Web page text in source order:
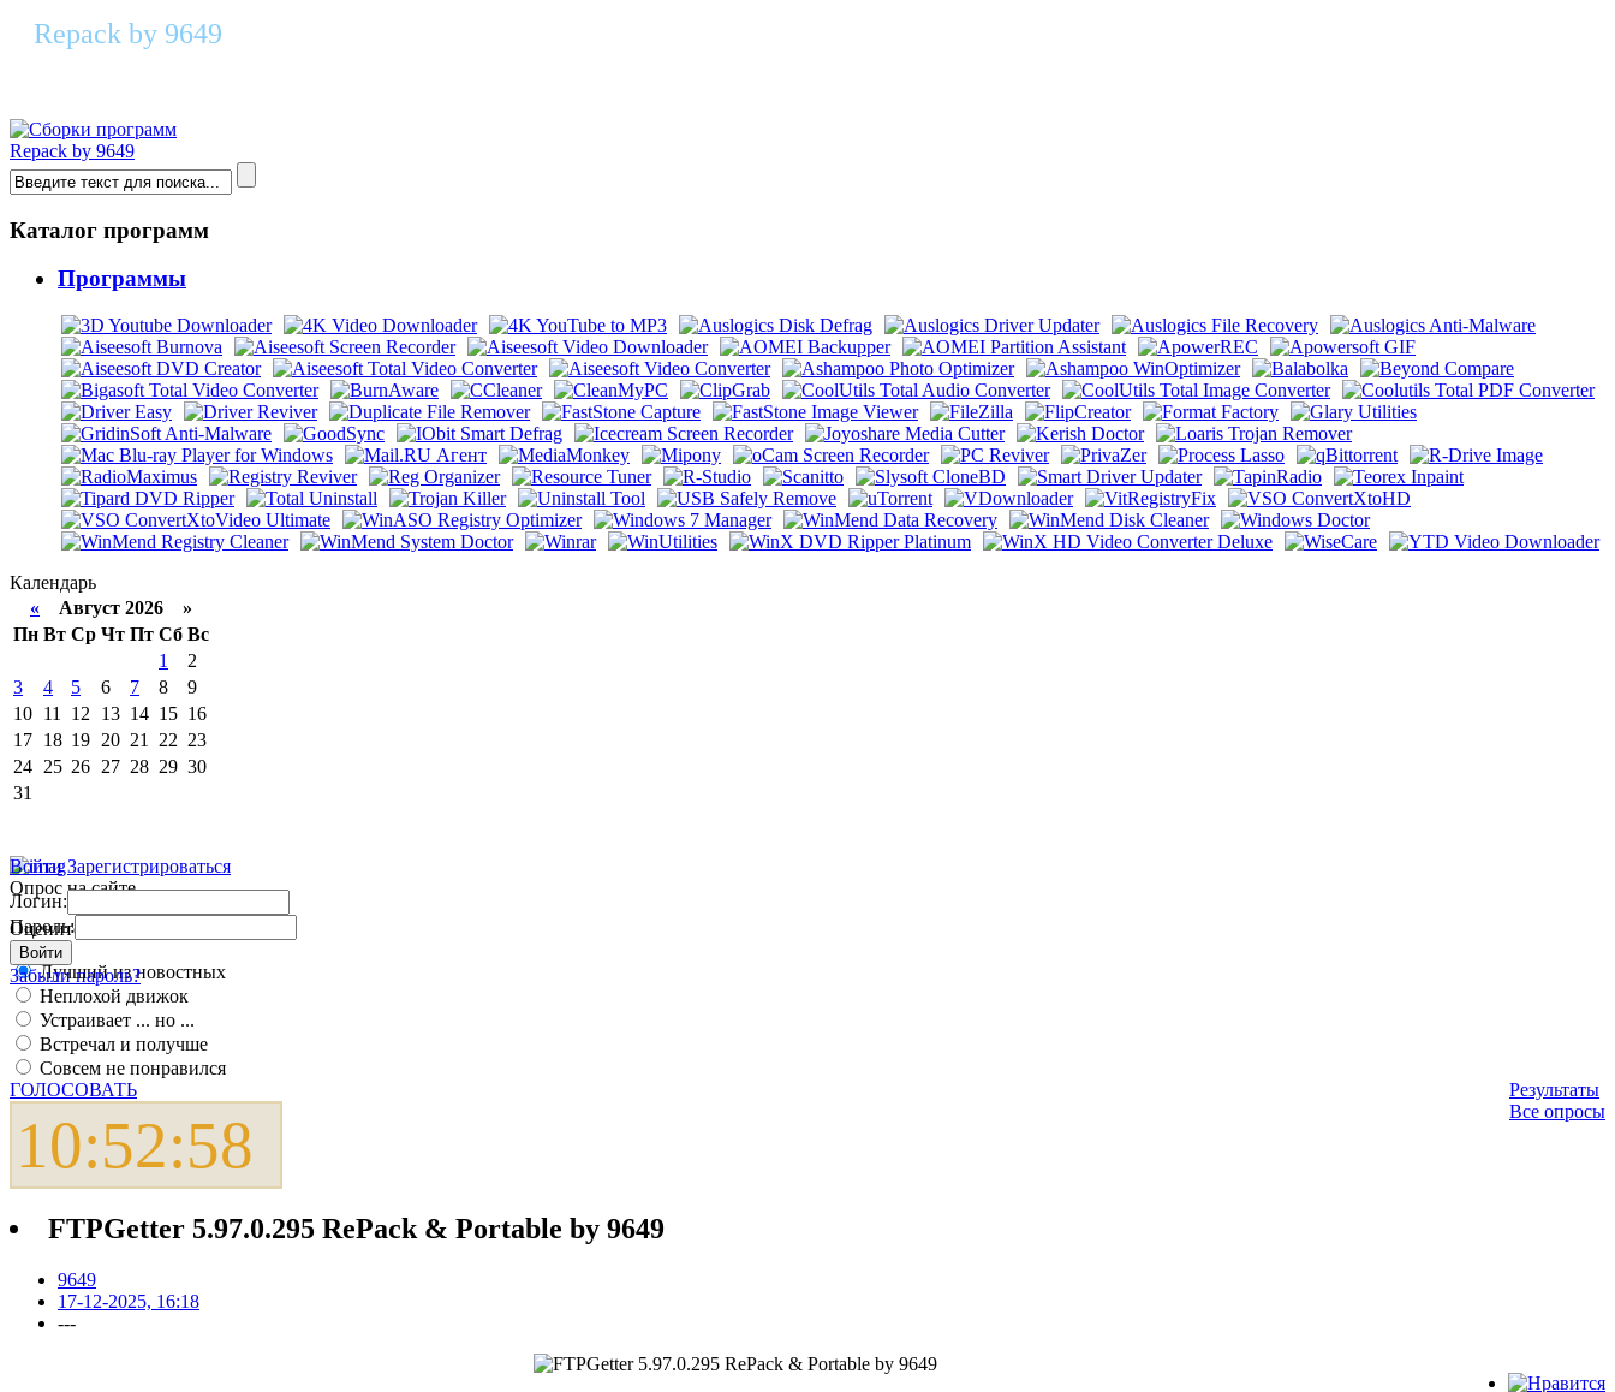
Repack by 9649
FTPGetter 5.97.0.295 RePack & Portable by 9649
Repack by 9649
Каталог программ
Программы
Календарь
« Август 2026 »
Пн Вт Ср Чт Пт Сб Вс
1
2
3
4 5 6 7 8
9
10 11 12 13 14 15 16
17 18 19 20 21 22 23
24 25 26 27 28 29 30
31
Войти Зарегистрироваться
Логин:
Пароль:
Войти
Забыли пароль?
Опрос на сайте
Оцените работу движка
Лучший из новостных
Неплохой движок
Устраивает ... но ...
Встречал и получше
Совсем не понравился
ГОЛОСОВАТЬ
Результаты
Все опросы
10:52:58
FTPGetter 5.97.0.295 RePack & Portable by 9649
9649
17-12-2025, 16:18
---